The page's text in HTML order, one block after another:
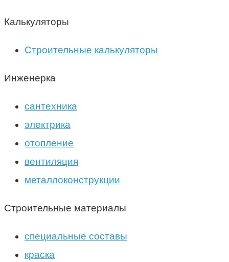
Калькуляторы
Строительные калькуляторы
Инженерка
сантехника
электрика
отопление
вентиляция
металлоконструкции
Строительные материалы
специальные составы
краска